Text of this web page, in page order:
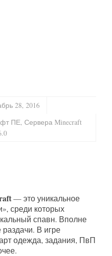
28, 2016
ПЕ, Сервера Minecraft
— это уникальное
среди которых
спавн. Вполне
В игре
одежда, задания, ПвП